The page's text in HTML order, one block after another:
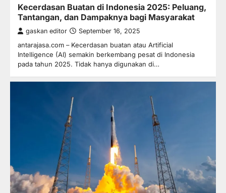
Kecerdasan Buatan di Indonesia 2025: Peluang,
Tantangan, dan Dampaknya bagi Masyarakat
gaskan editor September 16, 2025
antarajasa.com – Kecerdasan buatan atau Artificial
Intelligence (AI) semakin berkembang pesat di Indonesia
pada tahun 2025. Tidak hanya digunakan di…